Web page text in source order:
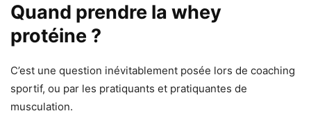
Quand prendre la whey
protéine ?
C’est une question inévitablement posée lors de coaching
sportif, ou par les pratiquants et pratiquantes de
musculation.